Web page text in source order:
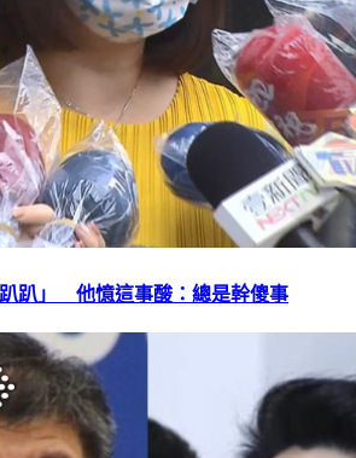
趴」 他憶這事酸：總是幹傻事